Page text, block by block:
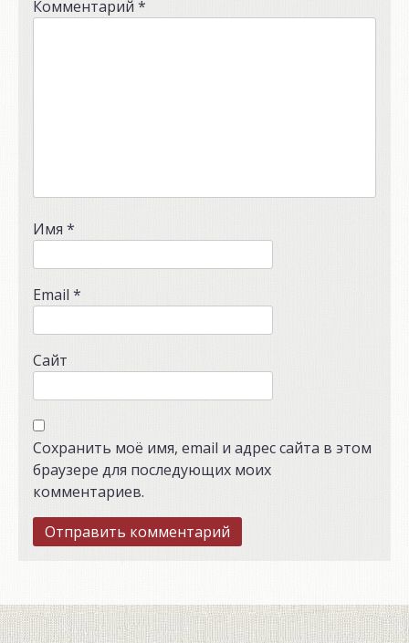
Комментарий *
Имя *
Email *
Сайт
Сохранить моё имя, email и адрес сайта в этом
браузере для последующих моих
комментариев.